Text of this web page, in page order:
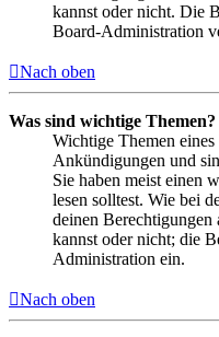
kannst oder nicht. Die
Board-Administration
Nach oben
Was sind wichtige Themen?
Wichtige Themen
Ankündigungen und
Sie haben meist einen
lesen solltest. Wie bei
deinen
kannst oder nicht; die
Administration ein.
Nach oben